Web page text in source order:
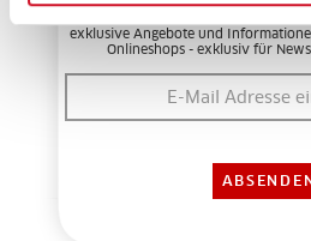
exklusive Angebote und
Onlineshops - exklusiv für